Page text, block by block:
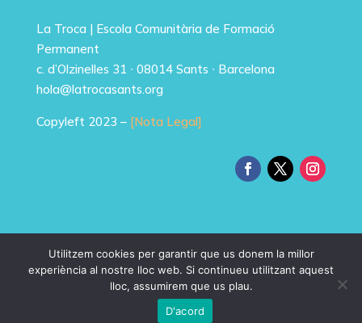
La Troca | Escola Comunitària de Formació
Permanent
c. d’Olzinelles 31 ∙ 08014 Sants ∙ Barcelona
hola@latrocasants.org
Copyleft 2023 – [Nota Legal]
Utilitzem cookies per garantir que us donem la millor
experiència al nostre lloc web. Si continueu utilitzant aquest
lloc, assumirem que us plau.
D'acord